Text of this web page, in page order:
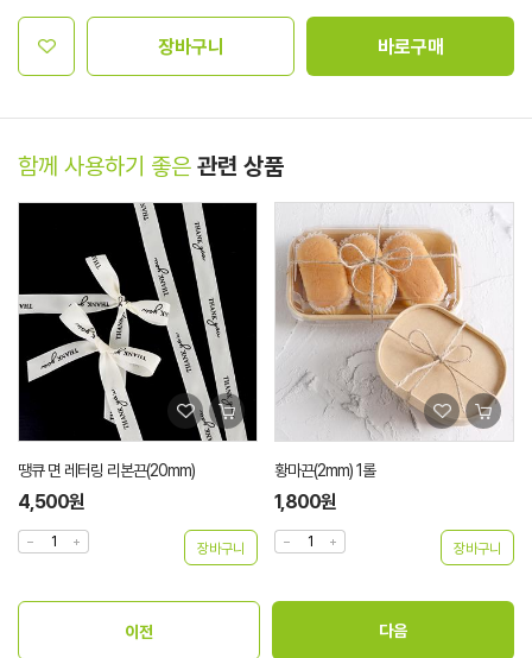
장바구니 바로구매
함께 사용하기 좋은 관련 상품
땡큐 면 레터링 리본끈(20mm)
4,500원
황마끈(2mm) 1롤
1,800원